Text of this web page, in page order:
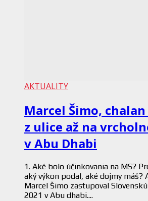
AKTUALITY
Marcel Šimo,
z ulice až na
v Abu Dhabi
1. Aké bolo účinkovania na MS?
aký výkon podal, aké dojmy máš?
Marcel Šimo zastupoval
2021 v Abu dhabi....